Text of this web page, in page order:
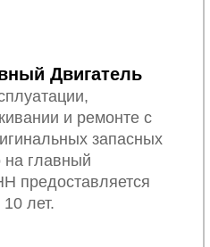
Двигатель
и ремонте с
запасных
на главный
предоставляется
лет.